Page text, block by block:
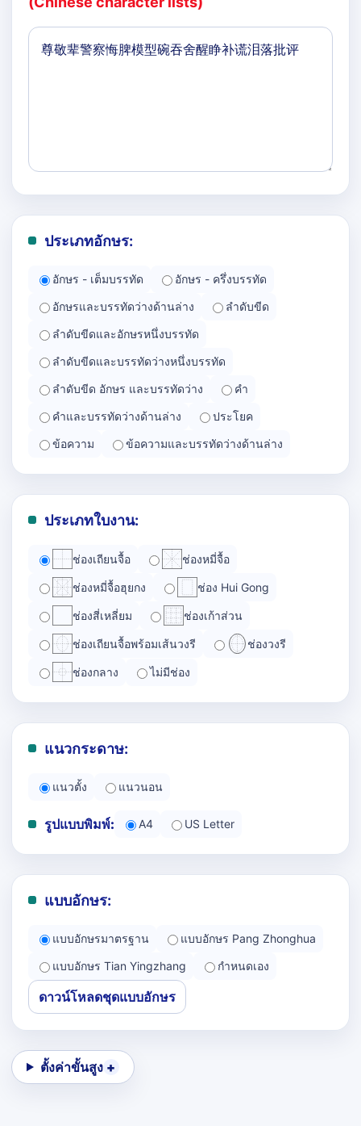
ประเภทอักษร:
อักษร - เต็มบรรทัด
อักษร - ครึ่งบรรทัด
อักษรและบรรทัดว่างด้านล่าง
ลำดับขีด
ลำดับขีดและอักษรหนึ่งบรรทัด
ลำดับขีดและบรรทัดว่างหนึ่งบรรทัด
ลำดับขีด อักษร และบรรทัดว่าง
คำ
คำและบรรทัดว่างด้านล่าง
ประโยค
ข้อความ
ข้อความและบรรทัดว่างด้านล่าง
ประเภทใบงาน:
ช่องเถียนจื้อ ช่องหมี่จื้อ
ช่องหมี่จื้อฮุยกง ช่อง Hui Gong
ช่องสี่เหลี่ยม ช่องเก้าส่วน
ช่องเถียนจื้อพร้อมเส้นวงรี ช่องวงรี
ช่องกลาง ไม่มีช่อง
แนวกระดาษ:
แนวตั้ง แนวนอน
รูปแบบพิมพ์: A4 US Letter
แบบอักษร:
แบบอักษรมาตรฐาน
แบบอักษร Pang Zhonghua
แบบอักษร Tian Yingzhang
กำหนดเอง
ดาวน์โหลดชุดแบบอักษร
ตั้งค่าขั้นสูง